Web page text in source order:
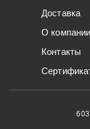
Доставка
О компании
Контакты